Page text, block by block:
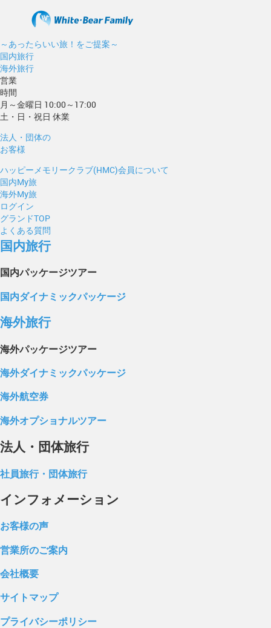
～あったらいい旅！をご提案～
国内旅行
海外旅行
営業
時間
月～金曜日 10:00～17:00
土・日・祝日 休業
法人・団体の
お客様
ハッピーメモリークラブ(HMC)会員について
国内My旅
海外My旅
ログイン
グランドTOP
よくある質問
国内旅行
国内パッケージツアー
国内ダイナミックパッケージ
海外旅行
海外パッケージツアー
海外ダイナミックパッケージ
海外航空券
海外オプショナルツアー
法人・団体旅行
社員旅行・団体旅行
インフォメーション
お客様の声
営業所のご案内
会社概要
サイトマップ
プライバシーポリシー